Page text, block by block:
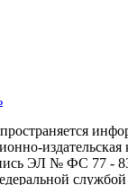
ЭЛ № ФС 77 -